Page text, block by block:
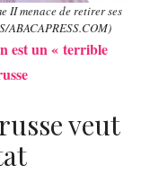
II menace de retirer ses
ABACAPRESS.COM)
est un « terrible
veut